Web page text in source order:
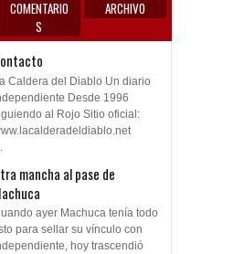
COMENTARIO
S
ARCHIVO
Caldera del Diablo Un diario
Desde 1996
al Rojo Sitio oficial:
mancha al pase de
ayer Machuca tenía todo
para sellar su vínculo con
hoy trascendió